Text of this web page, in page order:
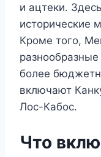
и ацтеки.
исторические
Кроме того,
более
включают
Лос-Кабос.
Что